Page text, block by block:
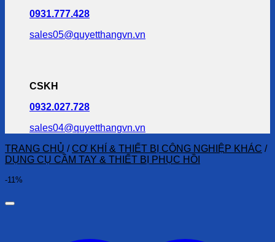
0931.777.428
sales05@quyetthangvn.vn
CSKH
0932.027.728
sales04@quyetthangvn.vn
TRANG CHỦ / CƠ KHÍ & THIẾT BỊ CÔNG NGHIỆP KHÁC /
DỤNG CỤ CẦM TAY & THIẾT BỊ PHỤC HỒI
-11%